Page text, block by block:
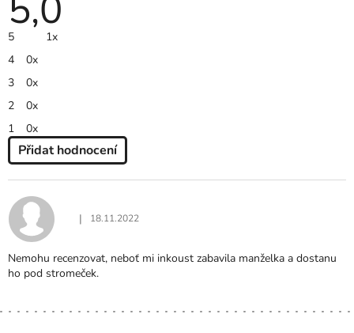
5
1x
4
0x
3
0x
2
0x
1
0x
Přidat hodnocení
P
I
S
H
O
D
O
Hodnocení produktu je 5 z 5 hvězdiček.
| 18.11.2022
Nemohu recenzovat, neboť mi inkoust zabavila manželka a dostanu
ho pod stromeček.